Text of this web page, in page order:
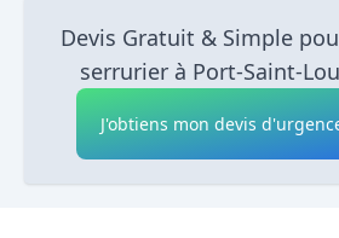
Devis Gratuit & Simple
serrurier à Port-Saint-
J'obtiens mon devis